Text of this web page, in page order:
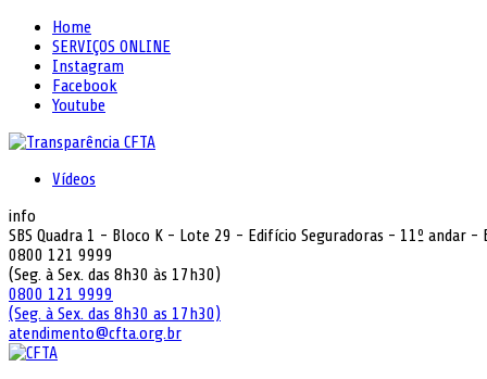
Home
SERVIÇOS ONLINE
Instagram
Facebook
Youtube
Vídeos
info
SBS Quadra 1 - Bloco K - Lote 29 - Edifício Seguradoras - 11º andar
0800 121 9999
(Seg. à Sex. das 8h30 às 17h30)
0800 121 9999
(Seg. à Sex. das 8h30 as 17h30)
atendimento@cfta.org.br